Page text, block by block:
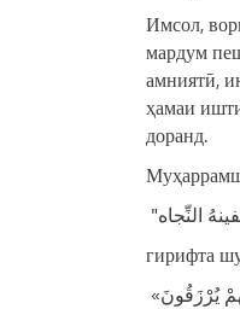
Имсол,
мардум
амниятӣ,
ҳамаи
доранд.
гирифта